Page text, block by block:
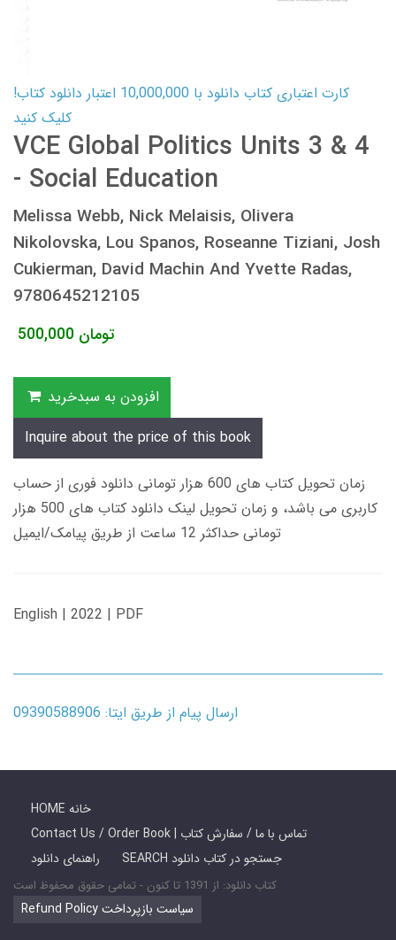
کارت اعتباری کتاب دانلود با 10,000,000 اعتبار دانلود کتاب!
کلیک کنید
VCE Global Politics Units 3 & 4
- Social Education
Melissa Webb, Nick Melaisis, Olivera
Nikolovska, Lou Spanos, Roseanne Tiziani, Josh
Cukierman, David Machin And Yvette Radas,
9780645212105
500,000 تومان
افزودن به سبدخرید
Inquire about the price of this book
زمان تحویل کتاب های 600 هزار تومانی دانلود فوری از حساب
کاربری می باشد، و زمان تحویل لینک دانلود کتاب های 500 هزار
تومانی حداکثر 12 ساعت از طریق پیامک/ایمیل
English | 2022 | PDF
ارسال پیام از طریق ایتا: 09390588906
HOME خانه
Contact Us / Order Book | تماس با ما / سفارش کتاب
راهنمای دانلود
SEARCH جستجو در کتاب دانلود
کتاب دانلود: از 1391 تا کنون - تمامی حقوق محفوظ است
Refund Policy سیاست بازپرداخت